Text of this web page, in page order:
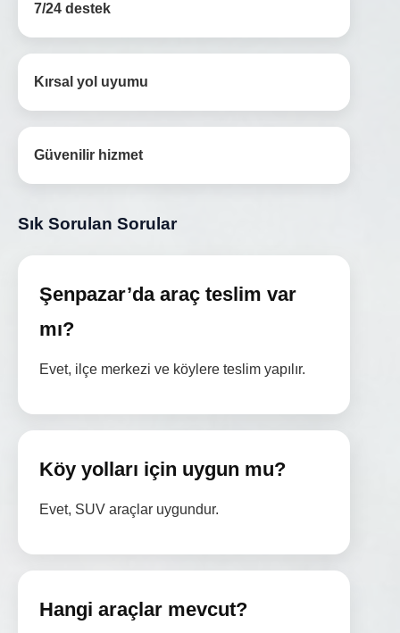
7/24 destek
Kırsal yol uyumu
Güvenilir hizmet
Sık Sorulan Sorular
Şenpazar’da araç teslim var
mı?
Evet, ilçe merkezi ve köylere teslim yapılır.
Köy yolları için uygun mu?
Evet, SUV araçlar uygundur.
Hangi araçlar mevcut?